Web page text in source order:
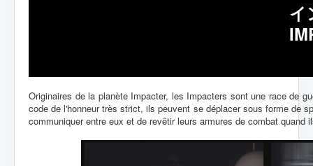
Lexique
イ
Originaires de la planète Impacter, les Impacters sont une race de
code de l'honneur très strict, ils peuvent se déplacer sous forme de
communiquer entre eux et de revêtir leurs armures de combat quand